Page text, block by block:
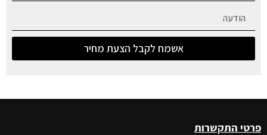
אשמח לקבל הצעת מחיר
פרטי התקשרות